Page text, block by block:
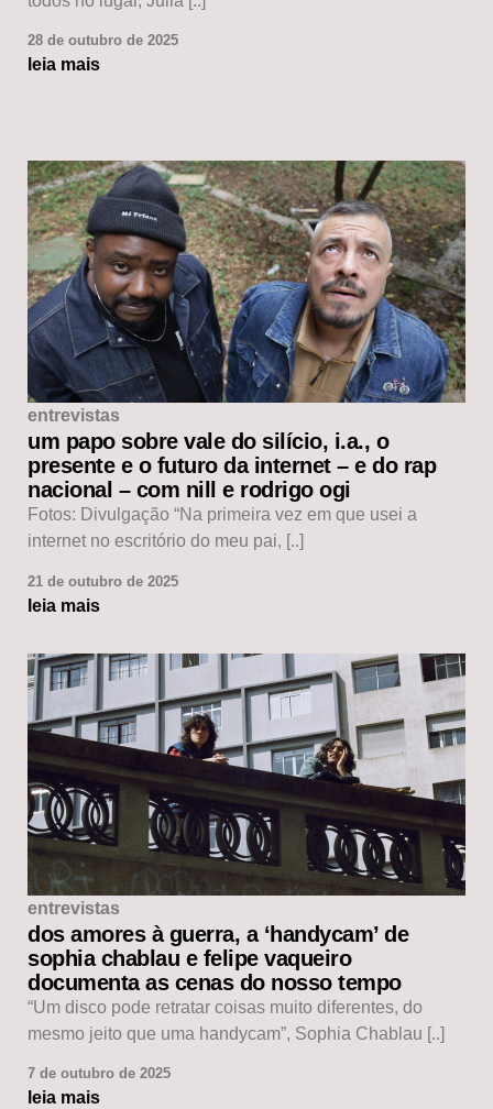
28 de outubro de 2025
leia mais
entrevistas
um papo sobre vale do silício, i.a., o
presente e o futuro da internet – e do rap
nacional – com nill e rodrigo ogi
Fotos: Divulgação “Na primeira vez em que usei a
internet no escritório do meu pai, [..]
21 de outubro de 2025
leia mais
entrevistas
dos amores à guerra, a ‘handycam’ de
sophia chablau e felipe vaqueiro
documenta as cenas do nosso tempo
“Um disco pode retratar coisas muito diferentes, do
mesmo jeito que uma handycam”, Sophia Chablau [..]
7 de outubro de 2025
leia mais